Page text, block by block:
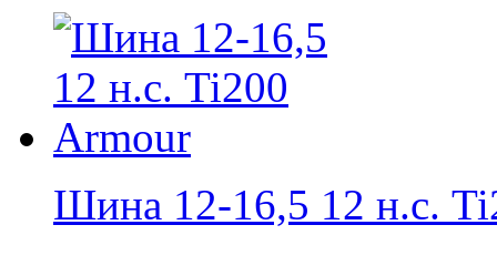
Шина 12-16,5 12 н.с.